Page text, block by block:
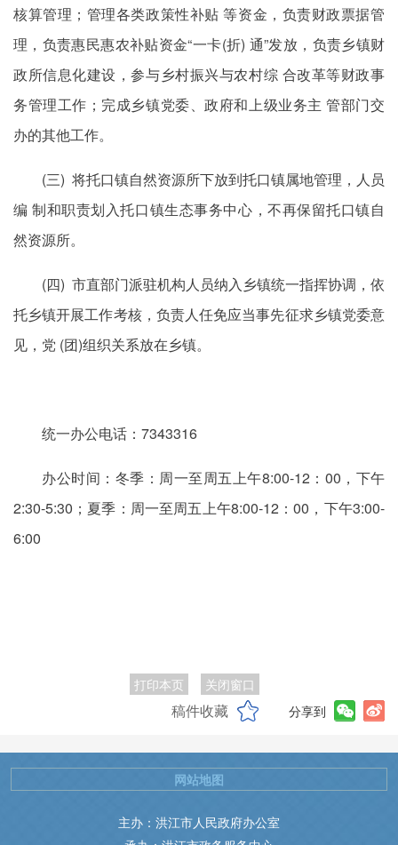
核算管理；管理各类政策性补贴 等资金，负责财政票据管
理，负责惠民惠农补贴资金“一卡(折) 通”发放，负责乡镇财
政所信息化建设，参与乡村振兴与农村综 合改革等财政事
务管理工作；完成乡镇党委、政府和上级业务主 管部门交
办的其他工作。
(三) 将托口镇自然资源所下放到托口镇属地管理，人员
编 制和职责划入托口镇生态事务中心，不再保留托口镇自
然资源所。
(四) 市直部门派驻机构人员纳入乡镇统一指挥协调，依
托乡镇开展工作考核，负责人任免应当事先征求乡镇党委意
见，党 (团)组织关系放在乡镇。
统一办公电话：7343316
办公时间：冬季：周一至周五上午8:00-12：00，下午
2:30-5:30；夏季：周一至周五上午8:00-12：00，下午3:00-
6:00
打印本页 关闭窗口
稿件收藏 分享到
主办：洪江市人民政府办公室
网站地图